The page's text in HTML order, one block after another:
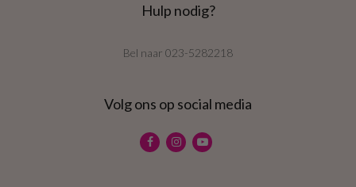
Hulp nodig?
Bel naar 023-5282218
Volg ons op social media